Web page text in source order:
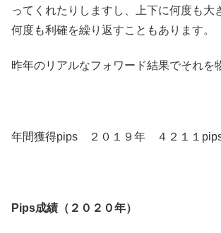
ってくれたりしますし、上下に何度も大
何度も利確を繰り返すこともあります。
昨年のリアルなフォワード結果でそれを
年間獲得pips ２０１９年 ４２１１
Pips成績（２０２０年）